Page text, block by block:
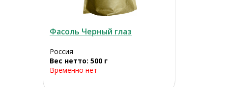
Фасоль Черный глаз
Россия
Вес нетто: 500 г
Временно нет